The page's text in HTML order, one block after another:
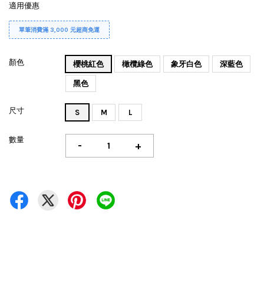
適用優惠
單筆消費滿 3,000 元超商免運
顏色 櫻桃紅色 橄欖綠色 象牙白色 深藍色
黑色
尺寸 S M L
數量 - +